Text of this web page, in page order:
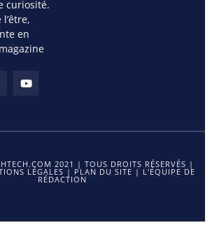
curiosité.
en
2021 | TOUS DROITS RÉSERVÉS |
LÉGALES | PLAN DU SITE | L'ÉQUIPE DE
RÉDACTION